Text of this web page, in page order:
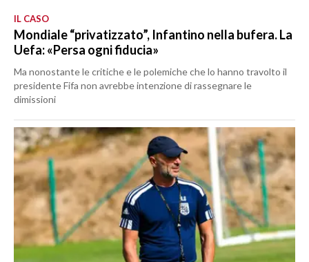
IL CASO
Mondiale “privatizzato”, Infantino nella bufera. La
Uefa: «Persa ogni fiducia»
Ma nonostante le critiche e le polemiche che lo hanno travolto il
presidente Fifa non avrebbe intenzione di rassegnare le
dimissioni